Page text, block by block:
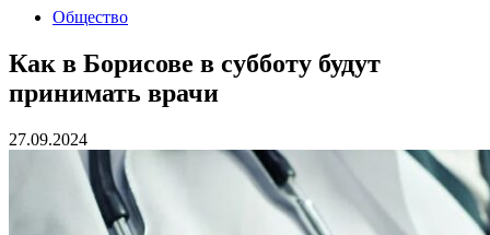
Общество
Как в Борисове в субботу будут
принимать врачи
27.09.2024